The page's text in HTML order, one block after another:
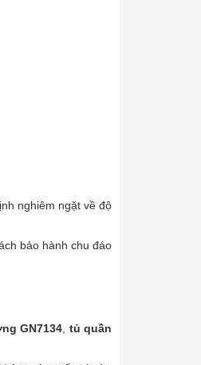
nghiêm ngặt về độ
bảo hành chu đáo
GN7134 tủ quần